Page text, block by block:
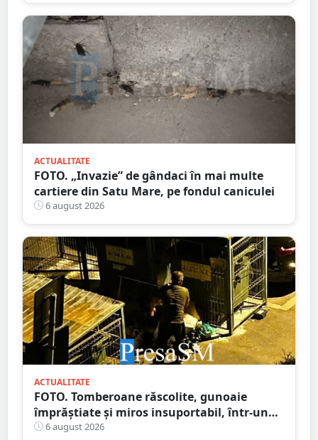
ACTUALITATE
FOTO. „Invazie” de gândaci în mai multe
cartiere din Satu Mare, pe fondul caniculei
6 august 2026
ACTUALITATE
FOTO. Tomberoane răscolite, gunoaie
împrăștiate și miros insuportabil, într-un
cartier al Sătmarului
6 august 2026